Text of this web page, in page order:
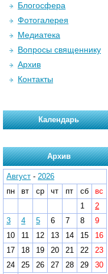
Блогосфера
Фотогалерея
Медиатека
Вопросы священнику
Архив
Контакты
Календарь
Архив
Август - 2026
пн
вт ср чт пт сб
вс
1
2
3
4 5 6 7 8
9
10
11 12 13 14 15
16
17
18 19 20 21 22
23
24
25 26 27 28 29
30